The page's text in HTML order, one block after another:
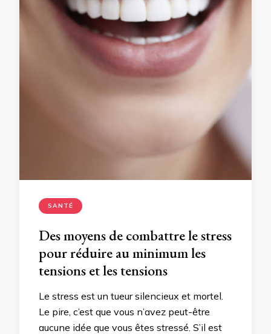
SANTÉ
Des moyens de combattre le stress
pour réduire au minimum les
tensions et les tensions
Le stress est un tueur silencieux et mortel.
Le pire, c’est que vous n’avez peut-être
aucune idée que vous êtes stressé. S’il est